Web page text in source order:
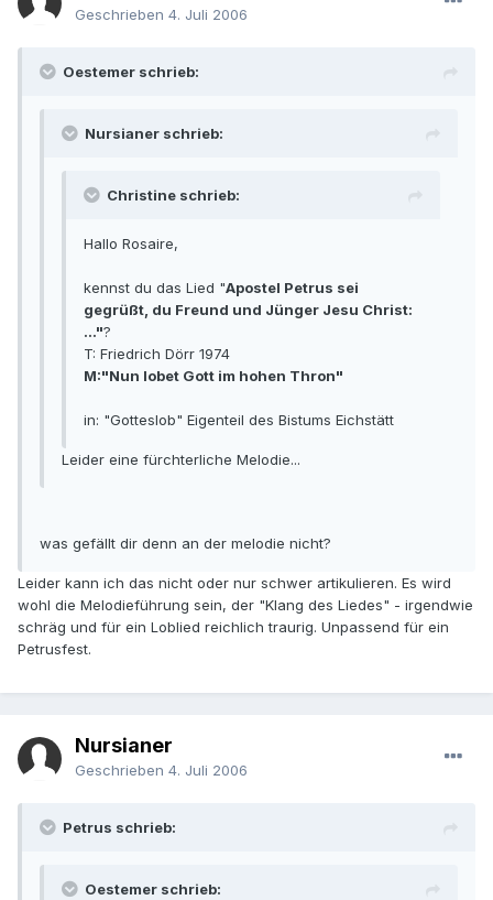
Geschrieben 4. Juli 2006
Oestemer schrieb:
Nursianer schrieb:
Christine schrieb:
Hallo Rosaire,
kennst du das Lied "Apostel Petrus sei
gegrüßt, du Freund und Jünger Jesu Christ:
..."?
T: Friedrich Dörr 1974
M:"Nun lobet Gott im hohen Thron"
in: "Gotteslob" Eigenteil des Bistums Eichstätt
Leider eine fürchterliche Melodie...
was gefällt dir denn an der melodie nicht?
Leider kann ich das nicht oder nur schwer artikulieren. Es wird
wohl die Melodieführung sein, der "Klang des Liedes" - irgendwie
schräg und für ein Loblied reichlich traurig. Unpassend für ein
Petrusfest.
Nursianer
Geschrieben 4. Juli 2006
Petrus schrieb:
Oestemer schrieb: